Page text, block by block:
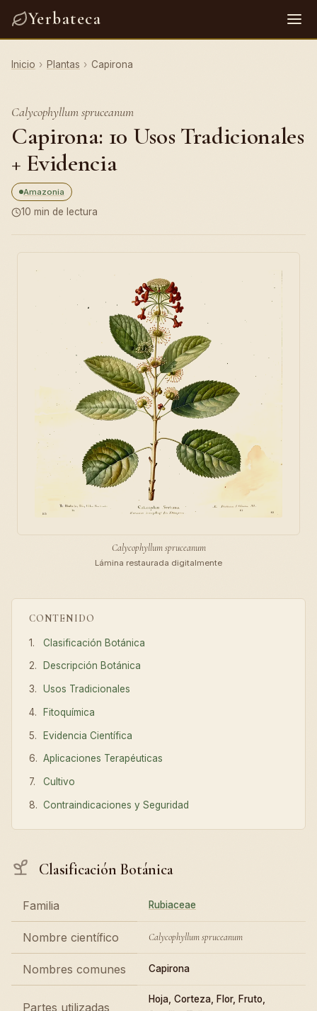
Yerbateca
Inicio › Plantas › Capirona
Calycophyllum spruceanum
Capirona: 10 Usos Tradicionales
+ Evidencia
Amazonia
10 min de lectura
CONTENIDO
Clasificación Botánica
Descripción Botánica
Usos Tradicionales
Fitoquímica
Evidencia Científica
Aplicaciones Terapéuticas
Cultivo
Contraindicaciones y Seguridad
Clasificación Botánica
Familia Rubiaceae
Nombre científico Calycophyllum spruceanum
Nombres comunes Capirona
Partes utilizadas
Hoja, Corteza, Flor, Fruto,
Calycophyllum spruceanum
Lámina restaurada digitalmente